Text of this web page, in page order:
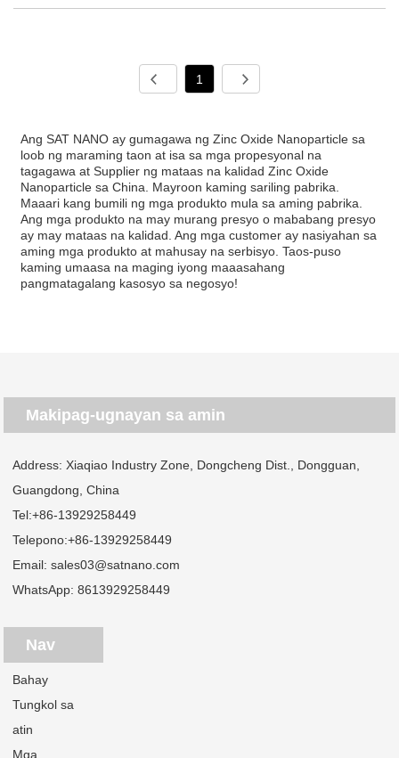
1
Ang SAT NANO ay gumagawa ng Zinc Oxide Nanoparticle sa
loob ng maraming taon at isa sa mga propesyonal na
tagagawa at Supplier ng mataas na kalidad Zinc Oxide
Nanoparticle sa China. Mayroon kaming sariling pabrika.
Maaari kang bumili ng mga produkto mula sa aming pabrika.
Ang mga produkto na may murang presyo o mababang presyo
ay may mataas na kalidad. Ang mga customer ay nasiyahan sa
aming mga produkto at mahusay na serbisyo. Taos-puso
kaming umaasa na maging iyong maaasahang
pangmatagalang kasosyo sa negosyo!
Makipag-ugnayan sa amin
Address: Xiaqiao Industry Zone, Dongcheng Dist., Dongguan,
Guangdong, China
Tel:+86-13929258449
Telepono:+86-13929258449
Email:sales03@satnano.com
WhatsApp:8613929258449
Nav
Bahay
Tungkol sa
atin
Mga